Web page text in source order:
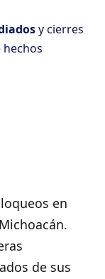
y cierres
en
de sus